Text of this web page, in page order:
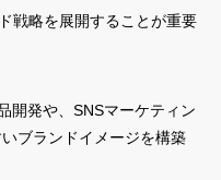
戦略を展開することが重要
開発や、SNSマーケティン
ブランドイメージを構築